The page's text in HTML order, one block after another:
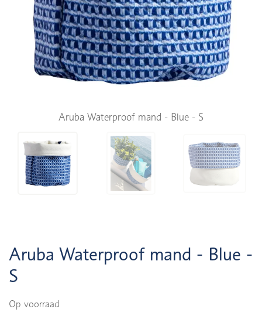
Aruba Waterproof mand - Blue - S
Aruba Waterproof mand - Blue -
S
Op voorraad